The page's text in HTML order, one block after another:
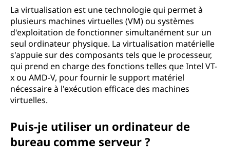
La virtualisation est une technologie qui permet à
plusieurs machines virtuelles (VM) ou systèmes
d'exploitation de fonctionner simultanément sur un
seul ordinateur physique. La virtualisation matérielle
s'appuie sur des composants tels que le processeur,
qui prend en charge des fonctions telles que Intel VT-
x ou AMD-V, pour fournir le support matériel
nécessaire à l'exécution efficace des machines
virtuelles.
Puis-je utiliser un ordinateur de
bureau comme serveur ?